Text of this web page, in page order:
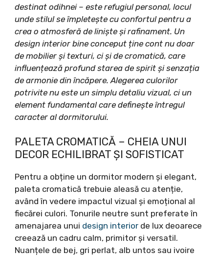
destinat odihnei – este refugiul personal, locul
unde stilul se împletește cu confortul pentru a
crea o atmosferă de liniște și rafinament. Un
design interior bine conceput ține cont nu doar
de mobilier și texturi, ci și de cromatică, care
influențează profund starea de spirit și senzația
de armonie din încăpere. Alegerea culorilor
potrivite nu este un simplu detaliu vizual, ci un
element fundamental care definește întregul
caracter al dormitorului.
PALETA CROMATICĂ – CHEIA UNUI
DECOR ECHILIBRAT ȘI SOFISTICAT
Pentru a obține un dormitor modern și elegant,
paleta cromatică trebuie aleasă cu atenție,
având în vedere impactul vizual și emoțional al
fiecărei culori. Tonurile neutre sunt preferate în
amenajarea unui design interior de lux deoarece
creează un cadru calm, primitor și versatil.
Nuanțele de bej, gri perlat, alb untos sau ivoire